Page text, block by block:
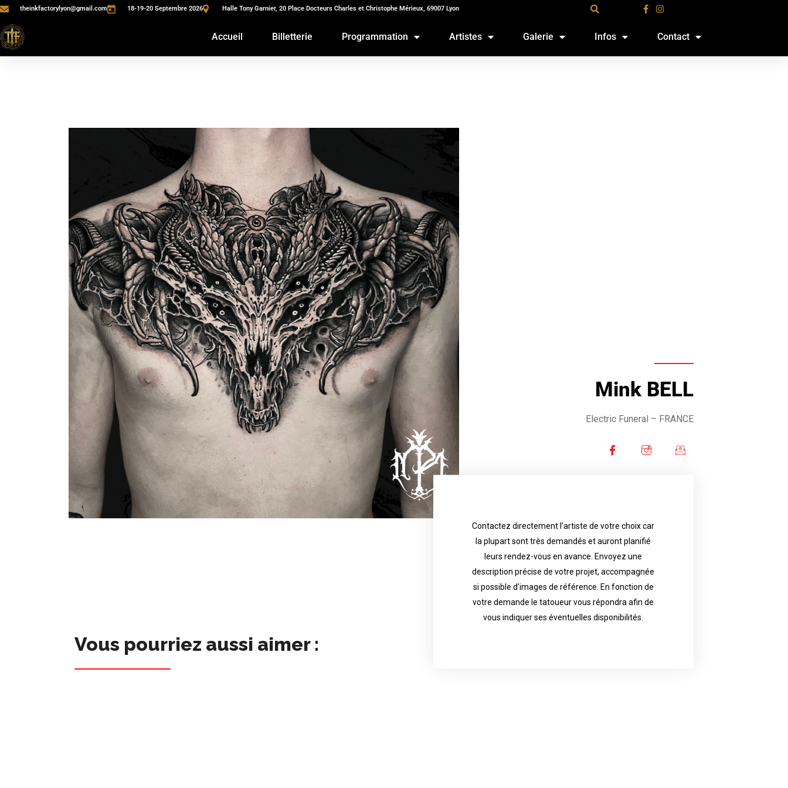
theinkfactorylyon@gmail.com 18-19-20 Septembre 2026 Halle Tony Garnier, 20 Place Docteurs Charles et Christophe Mérieux, 69007 Lyon
Accueil Billetterie Programmation Artistes Galerie Infos Contact
Mink BELL
Electric Funeral – FRANCE
Contactez directement l’artiste de votre choix car
la plupart sont très demandés et auront planifié
leurs rendez-vous en avance. Envoyez une
description précise de votre projet, accompagnée
si possible d’images de référence. En fonction de
votre demande le tatoueur vous répondra afin de
vous indiquer ses éventuelles disponibilités.
Contact directly the artist of your choice because
most are in great demand and will have planned
their appointments in advance. Send an accurate
description of your project, if possible attached
with reference images. Depending your request,
the tattoo artist will answer to tell you his
availability.
Vous pourriez aussi aimer :